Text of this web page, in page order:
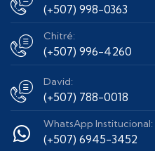
(+507) 998-0363
Chitré:
(+507) 996-4260
David:
(+507) 788-0018
WhatsApp Institucional:
(+507) 6945-3452